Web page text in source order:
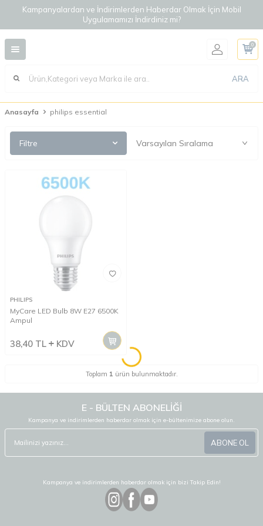
Kampanyalardan ve İndirimlerden Haberdar Olmak İçin Mobil
Uygulamamızı İndirdiniz mi?
ARA
0
Anasayfa philips essential
Filtre
PHILIPS
MyCare LED Bulb 8W E27 6500K
Ampul
38,40 TL KDV
Toplam 1 ürün bulunmaktadır.
E - BÜLTEN ABONELİĞİ
Kampanya ve indirimlerden haberdar olmak için e-bültenimize abone olun.
ABONE OL
Kampanya ve indirimlerden haberdar olmak için bizi Takip Edin!